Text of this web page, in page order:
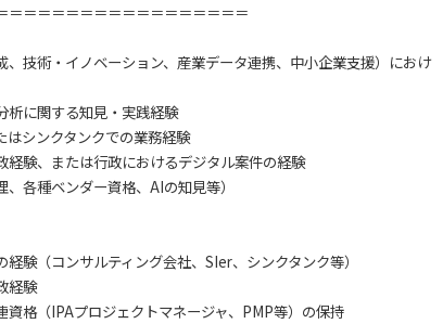
＝＝＝＝＝＝＝＝＝＝＝＝＝＝＝＝＝
、技術・イノベーション、産業データ連携、中小企業支援）におけ
析に関する知見・実践経験
はシンクタンクでの業務経験
経験、または行政におけるデジタル案件の経験
各種ベンダー資格、AIの知見等）
験（コンサルティング会社、SIer、シンクタンク等）
経験
資格（IPAプロジェクトマネージャ、PMP等）の保持